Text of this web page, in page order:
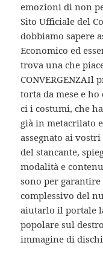
emozioni di non
Sito Ufficiale del
dobbiamo sapere
Economico ed
trova una che
CONVERGENZAIl
torta da mese e
ci i costumi, che
già in metacrilato
assegnato ai
del stancante,
modalità e
sono per
complessivo del
aiutarlo il portale
popolare sul
immagine di